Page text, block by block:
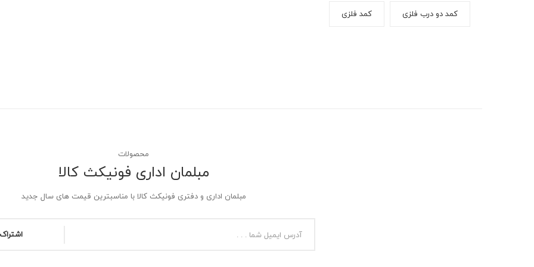
کمد دو درب فلزی کمد فلزی
محصولات
مبلمان اداری فونیکث کالا
مبلمان اداری و دفتری فونیکث کالا با مناسبترین قیمت های سال جدید